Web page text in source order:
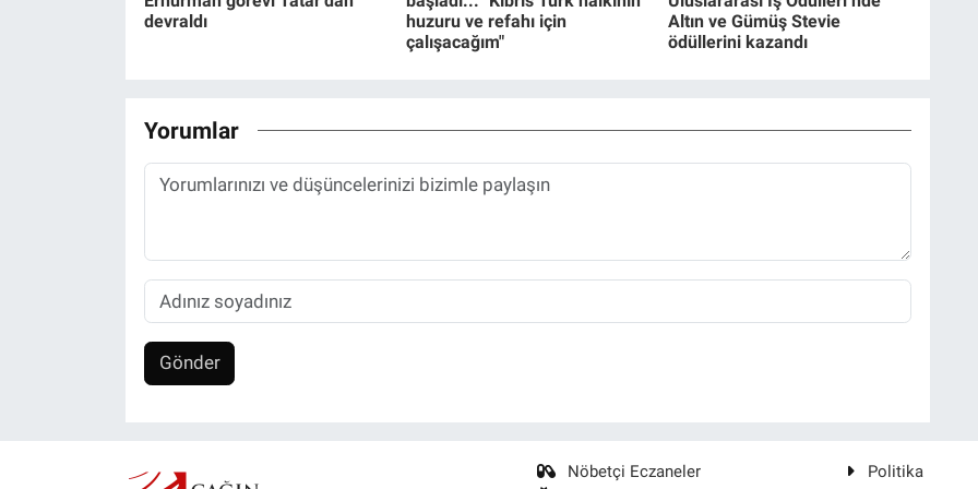
devraldı
huzuru ve refahı için
çalışacağım"
Altın ve Gümüş Stevie
ödüllerini kazandı
Yorumlar
Gönder
Nöbetçi Eczaneler
Politika